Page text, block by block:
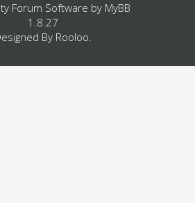
Forum Software by MyBB
1.8.27
By Rooloo.